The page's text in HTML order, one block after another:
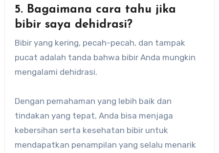
5. Bagaimana cara tahu jika
bibir saya dehidrasi?
Bibir yang kering, pecah-pecah, dan tampak
pucat adalah tanda bahwa bibir Anda mungkin
mengalami dehidrasi.
Dengan pemahaman yang lebih baik dan
tindakan yang tepat, Anda bisa menjaga
kebersihan serta kesehatan bibir untuk
mendapatkan penampilan yang selalu menarik